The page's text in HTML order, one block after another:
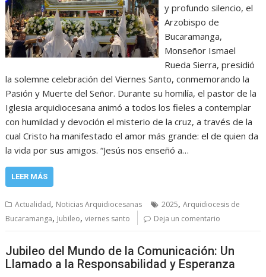
y profundo silencio, el
Arzobispo de
Bucaramanga,
Monseñor Ismael
Rueda Sierra, presidió
la solemne celebración del Viernes Santo, conmemorando la
Pasión y Muerte del Señor. Durante su homilía, el pastor de la
Iglesia arquidiocesana animó a todos los fieles a contemplar
con humildad y devoción el misterio de la cruz, a través de la
cual Cristo ha manifestado el amor más grande: el de quien da
la vida por sus amigos. “Jesús nos enseñó a…
LEER MÁS
Actualidad, Noticias Arquidiocesanas 2025,Arquidiocesis de
Bucaramanga, Jubileo,viernes santo Deja un comentario
Jubileo del Mundo de la Comunicación: Un
Llamado a la Responsabilidad y Esperanza